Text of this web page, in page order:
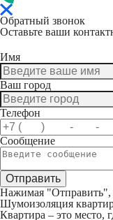
Обратный звонок
Оставьте ваши
Имя
Ваш город
Телефон
Сообщение
Нажимая "Отправить",
Шумоизоляция
Квартира – это место,